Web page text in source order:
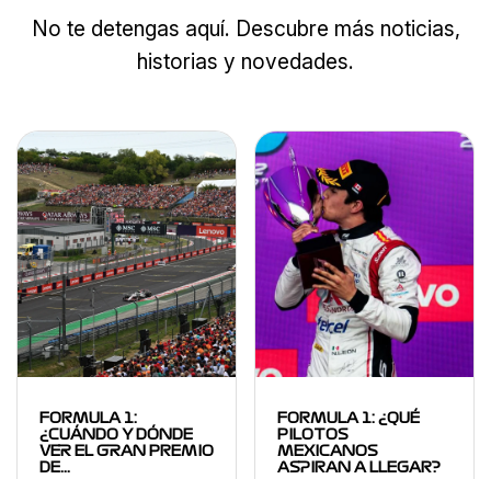
No te detengas aquí. Descubre más noticias,
historias y novedades.
FORMULA 1:
¿CUÁNDO Y DÓNDE
VER EL GRAN PREMIO
DE…
FORMULA 1: ¿QUÉ
PILOTOS
MEXICANOS
ASPIRAN A LLEGAR?